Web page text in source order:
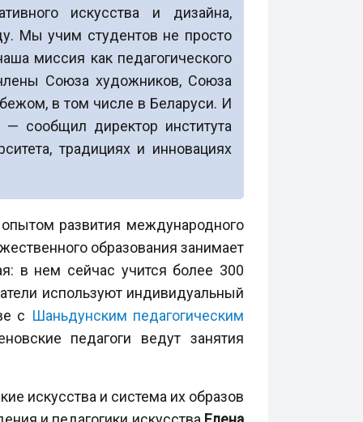
искусства и дизайна,
Мы учим студентов не просто
миссия как педагогического
Союза художников, Союза
в том числе в Беларуси. И
— сообщил директор института
традициях и инновациях
развития международного
образования занимает
в нем сейчас учится более 300
используют индивидуальный
с Шаньдунским педагогическим
педагоги ведут занятия
искусства и система их образов